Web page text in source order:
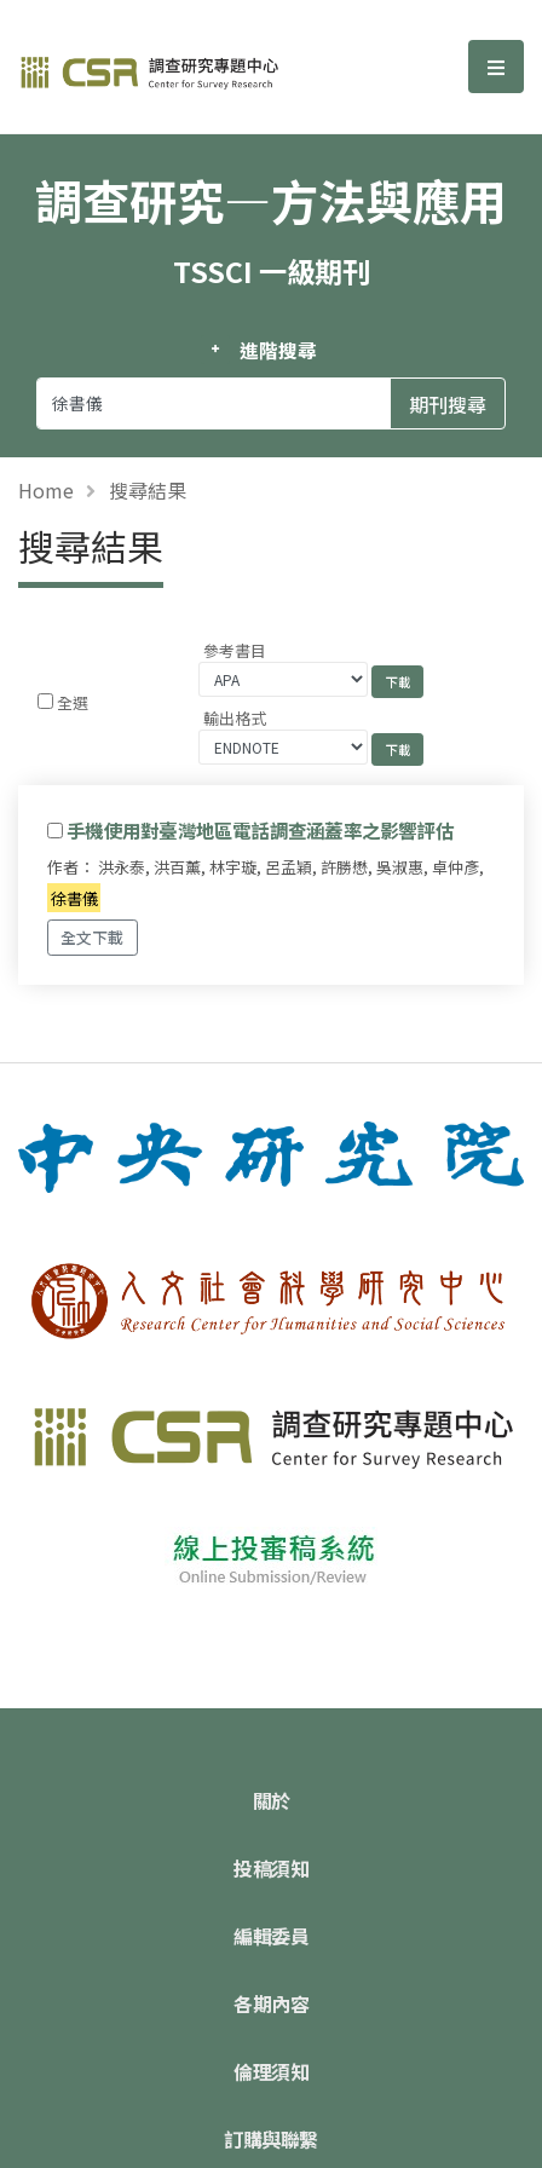
調查研究—方法與應用期刊 選
調查研究—方法與應用
TSSCI 一級期刊
進階搜尋
Home 搜尋結果
搜尋結果
全選
參考書目
輸出格式
手機使用對臺灣地區電話調查涵蓋率之影響評估
作者： 洪永泰, 洪百薰, 林宇璇, 呂孟穎, 許勝懋, 吳淑惠, 卓仲彥,
徐書儀
全文下載
關於
投稿須知
編輯委員
各期內容
倫理須知
訂購與聯繫